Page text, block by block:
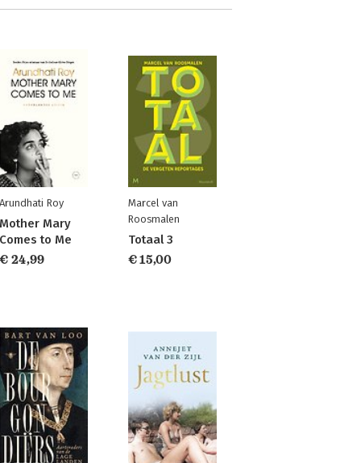
Arundhati Roy
Mother Mary
Comes to Me
€ 24,99
Marcel van
Roosmalen
Totaal 3
€ 15,00